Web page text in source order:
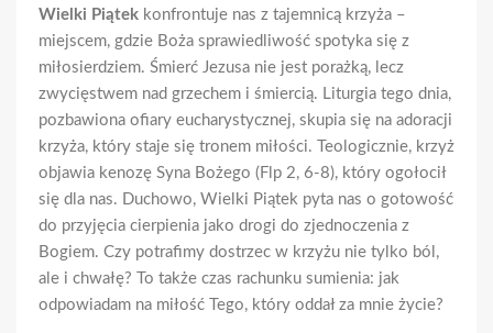
Wielki Piątek konfrontuje nas z tajemnicą krzyża –
miejscem, gdzie Boża sprawiedliwość spotyka się z
miłosierdziem. Śmierć Jezusa nie jest porażką, lecz
zwycięstwem nad grzechem i śmiercią. Liturgia tego dnia,
pozbawiona ofiary eucharystycznej, skupia się na adoracji
krzyża, który staje się tronem miłości. Teologicznie, krzyż
objawia kenozę Syna Bożego (Flp 2, 6-8), który ogołocił
się dla nas. Duchowo, Wielki Piątek pyta nas o gotowość
do przyjęcia cierpienia jako drogi do zjednoczenia z
Bogiem. Czy potrafimy dostrzec w krzyżu nie tylko ból,
ale i chwałę? To także czas rachunku sumienia: jak
odpowiadam na miłość Tego, który oddał za mnie życie?